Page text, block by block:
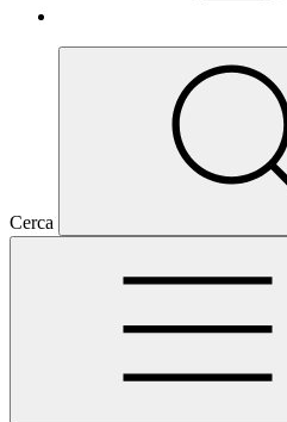
Cerca